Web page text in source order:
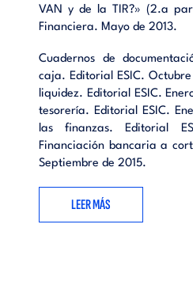
VAN y de la TIR?» (2.a
Financiera. Mayo de 2013.
Cuadernos de
caja. Editorial ESIC.
liquidez. Editorial ESIC.
tesorería. Editorial ESIC.
las finanzas. Editorial
Financiación bancaria a
Septiembre de 2015.
LEER MÁS